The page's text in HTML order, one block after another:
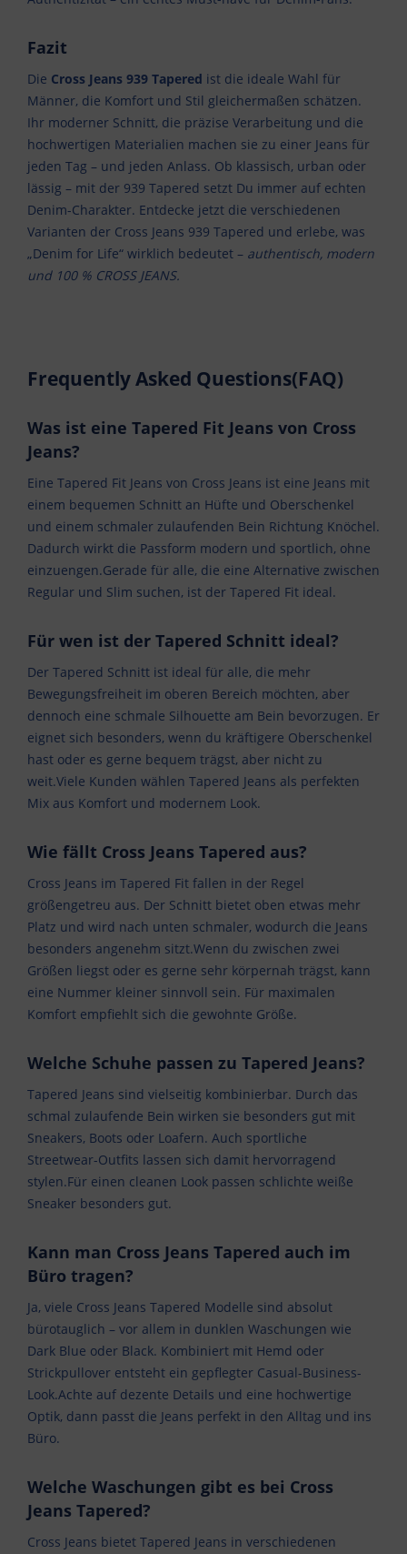
Fazit
Die Cross Jeans 939 Tapered ist die ideale Wahl für
Männer, die Komfort und Stil gleichermaßen schätzen.
Ihr moderner Schnitt, die präzise Verarbeitung und die
hochwertigen Materialien machen sie zu einer Jeans für
jeden Tag – und jeden Anlass. Ob klassisch, urban oder
lässig – mit der 939 Tapered setzt Du immer auf echten
Denim-Charakter. Entdecke jetzt die verschiedenen
Varianten der Cross Jeans 939 Tapered und erlebe, was
„Denim for Life“ wirklich bedeutet – authentisch, modern
und 100 % CROSS JEANS.
Frequently Asked Questions(FAQ)
Was ist eine Tapered Fit Jeans von Cross
Jeans?
Eine Tapered Fit Jeans von Cross Jeans ist eine Jeans mit
einem bequemen Schnitt an Hüfte und Oberschenkel
und einem schmaler zulaufenden Bein Richtung Knöchel.
Dadurch wirkt die Passform modern und sportlich, ohne
einzuengen.Gerade für alle, die eine Alternative zwischen
Regular und Slim suchen, ist der Tapered Fit ideal.
Für wen ist der Tapered Schnitt ideal?
Der Tapered Schnitt ist ideal für alle, die mehr
Bewegungsfreiheit im oberen Bereich möchten, aber
dennoch eine schmale Silhouette am Bein bevorzugen. Er
eignet sich besonders, wenn du kräftigere Oberschenkel
hast oder es gerne bequem trägst, aber nicht zu
weit.Viele Kunden wählen Tapered Jeans als perfekten
Mix aus Komfort und modernem Look.
Wie fällt Cross Jeans Tapered aus?
Cross Jeans im Tapered Fit fallen in der Regel
größengetreu aus. Der Schnitt bietet oben etwas mehr
Platz und wird nach unten schmaler, wodurch die Jeans
besonders angenehm sitzt.Wenn du zwischen zwei
Größen liegst oder es gerne sehr körpernah trägst, kann
eine Nummer kleiner sinnvoll sein. Für maximalen
Komfort empfiehlt sich die gewohnte Größe.
Welche Schuhe passen zu Tapered Jeans?
Tapered Jeans sind vielseitig kombinierbar. Durch das
schmal zulaufende Bein wirken sie besonders gut mit
Sneakers, Boots oder Loafern. Auch sportliche
Streetwear-Outfits lassen sich damit hervorragend
stylen.Für einen cleanen Look passen schlichte weiße
Sneaker besonders gut.
Kann man Cross Jeans Tapered auch im
Büro tragen?
Ja, viele Cross Jeans Tapered Modelle sind absolut
bürotauglich – vor allem in dunklen Waschungen wie
Dark Blue oder Black. Kombiniert mit Hemd oder
Strickpullover entsteht ein gepflegter Casual-Business-
Look.Achte auf dezente Details und eine hochwertige
Optik, dann passt die Jeans perfekt in den Alltag und ins
Büro.
Welche Waschungen gibt es bei Cross
Jeans Tapered?
Cross Jeans bietet Tapered Jeans in verschiedenen